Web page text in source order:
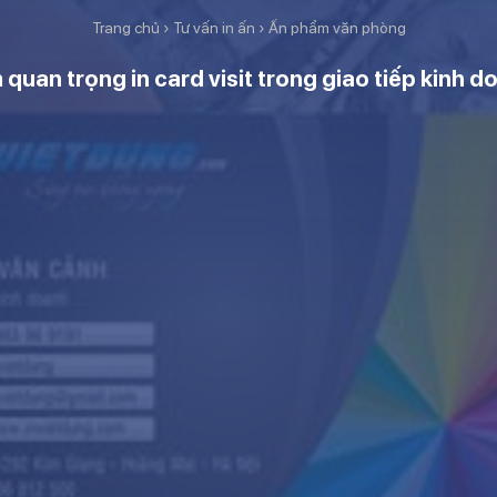
Trang chủ › Tư vấn in ấn › Ấn phẩm văn phòng
quan trọng in card visit trong giao tiếp kinh